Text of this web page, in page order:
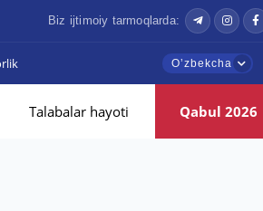
Biz ijtimoiy tarmoqlarda:
Oʼzbekcha
Talabalar hayoti Qabul 2026